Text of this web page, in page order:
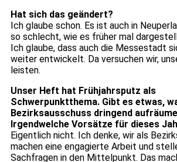
Hat sich das geändert?
Ich glaube schon. Es ist auch in
so schlecht, wie es früher mal
Ich glaube, dass auch die Messestadt
weiter entwickelt. Da versuchen wir,
leisten.
Unser Heft hat Frühjahrsputz als
Schwerpunktthema. Gibt es etwas,
Bezirksausschuss dringend
Irgendwelche Vorsätze für dieses
Eigentlich nicht. Ich denke, wir als
machen eine engagierte Arbeit und
Sachfragen in den Mittelpunkt. Das